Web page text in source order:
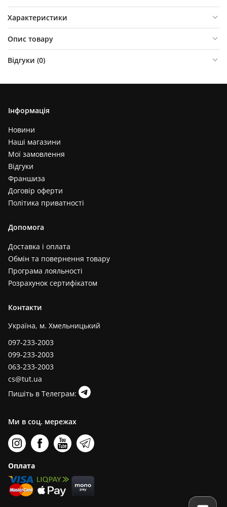
Характеристики
Опис товару
Відгуки (0)
Інформація
Новини
Наші магазини
Мої замовлення
Відгуки
Франшиза
Договір оферти
Політика приватності
Допомога
Доставка і оплата
Обмін та повернення товару
Програма лояльності
Розрахунок сертифікатом
Контакти
Україна, м. Хмельницький
097-233-2003
099-233-2003
063-233-2003
cs@tut.ua
Пишіть в Телеграм:
Ми в соц. мережах
Оплата